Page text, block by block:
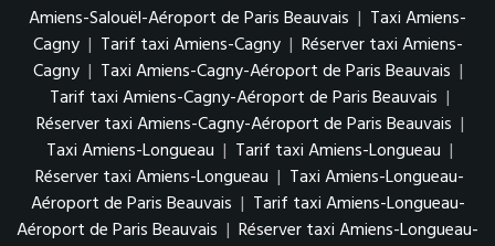
Amiens-Salouël-Aéroport de Paris Beauvais | Taxi Amiens-
Cagny | Tarif taxi Amiens-Cagny | Réserver taxi Amiens-
Cagny | Taxi Amiens-Cagny-Aéroport de Paris Beauvais |
Tarif taxi Amiens-Cagny-Aéroport de Paris Beauvais |
Réserver taxi Amiens-Cagny-Aéroport de Paris Beauvais |
Taxi Amiens-Longueau | Tarif taxi Amiens-Longueau |
Réserver taxi Amiens-Longueau | Taxi Amiens-Longueau-
Aéroport de Paris Beauvais | Tarif taxi Amiens-Longueau-
Aéroport de Paris Beauvais | Réserver taxi Amiens-Longueau-